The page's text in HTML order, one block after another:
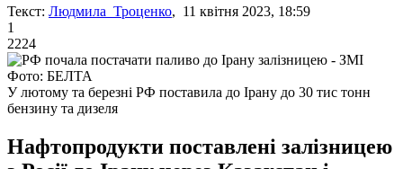
Текст: Людмила Троценко, 11 квітня 2023, 18:59
1
2224
Фото: БЕЛТА
У лютому та березні РФ поставила до Ірану до 30 тис тонн
бензину та дизеля
Нафтопродукти поставлені залізницею